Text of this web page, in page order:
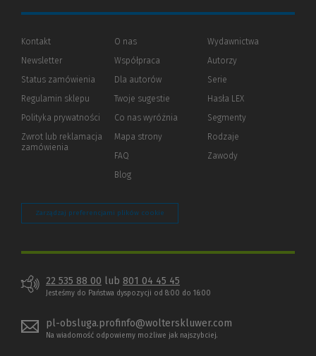
Kontakt
Newsletter
Status zamówienia
Regulamin sklepu
Polityka prywatności (Nowe
(Link
innej
Zwrot lub reklamacja
zamówienia
O nas
Współpraca
Dla autorów(Nowe
(Link
innej
strony)
Twoje sugestie
Co nas wyróżnia
Mapa strony
FAQ
Blog
Wydawnictwa
Autorzy
Serie
Hasła LEX
Segmenty
Rodzaje
Zawody
Zarządzaj preferencjami plików cookie
22 535 88 00 lub 801 04 45 45
Jesteśmy do Państwa dyspozycji od 8:00 do 16:00
pl-obsluga.profinfo@wolterskluwer.com
Na wiadomość odpowiemy możliwe jak najszybciej.